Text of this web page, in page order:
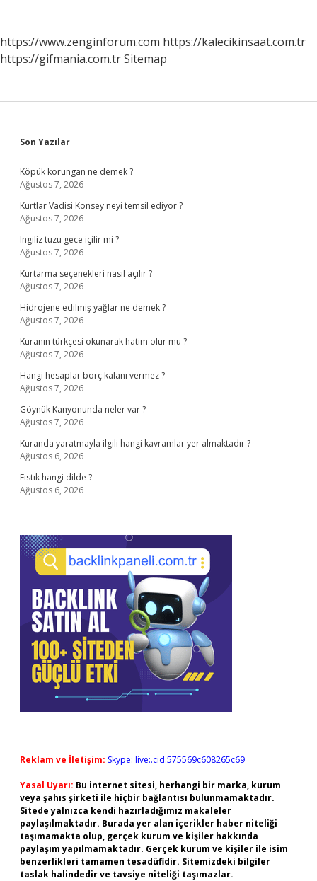
https://www.zenginforum.com https://kalecikinsaat.com.tr
https://gifmania.com.trSitemap
Sidebar
Son Yazılar
Köpük korungan ne demek ?
Ağustos 7, 2026
Kurtlar Vadisi Konsey neyi temsil ediyor ?
Ağustos 7, 2026
Ingiliz tuzu gece içilir mi ?
Ağustos 7, 2026
Kurtarma seçenekleri nasıl açılır ?
Ağustos 7, 2026
Hidrojene edilmiş yağlar ne demek ?
Ağustos 7, 2026
Kuranın türkçesi okunarak hatim olur mu ?
Ağustos 7, 2026
Hangi hesaplar borç kalanı vermez ?
Ağustos 7, 2026
Göynük Kanyonunda neler var ?
Ağustos 7, 2026
Kuranda yaratmayla ilgili hangi kavramlar yer almaktadır ?
Ağustos 6, 2026
Fıstık hangi dilde ?
Ağustos 6, 2026
Reklam ve İletişim: Skype: live:.cid.575569c608265c69
Yasal Uyarı: Bu internet sitesi, herhangi bir marka, kurum
veya şahıs şirketi ile hiçbir bağlantısı bulunmamaktadır.
Sitede yalnızca kendi hazırladığımız makaleler
paylaşılmaktadır. Burada yer alan içerikler haber niteliği
taşımamakta olup, gerçek kurum ve kişiler hakkında
paylaşım yapılmamaktadır. Gerçek kurum ve kişiler ile isim
benzerlikleri tamamen tesadüfidir. Sitemizdeki bilgiler
taslak halindedir ve tavsiye niteliği taşımazlar.